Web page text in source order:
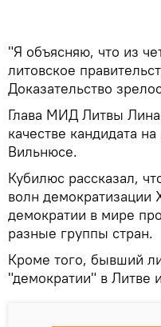
"Я объясняю, что из
литовское
Доказательство
Глава МИД Литвы
качестве кандидата
Вильнюсе.
Кубилюс рассказал,
волн демократизации
демократии в мире
разные группы стран.
Кроме того, бывший
"демократии" в Литве